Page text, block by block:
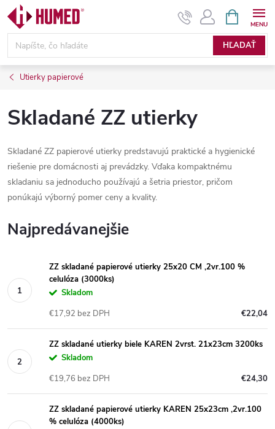
Prejsť
obsah
HĽADAŤ
KOŠÍK
Utierky papierové
Skladané ZZ utierky
Skladané ZZ papierové utierky predstavujú praktické a hygienické
riešenie pre domácnosti aj prevádzky. Vďaka kompaktnému
skladaniu sa jednoducho používajú a šetria priestor, pričom
ponúkajú výborný pomer ceny a kvality.
Najpredávanejšie
ZZ skladané papierové utierky 25x20 CM ,2vr.100 %
celulóza (3000ks)
Skladom
€22,04
€17,92 bez DPH
ZZ skladané utierky biele KAREN 2vrst. 21x23cm 3200ks
Skladom
€24,30
€19,76 bez DPH
ZZ skladané papierové utierky KAREN 25x23cm ,2vr.100
% celulóza (4000ks)